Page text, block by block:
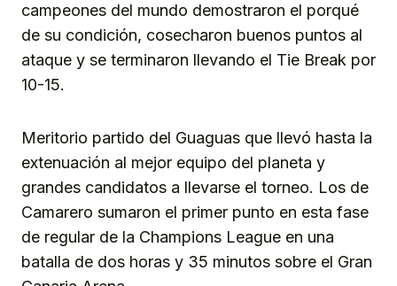
campeones del mundo demostraron el porqué
de su condición, cosecharon buenos puntos al
ataque y se terminaron llevando el Tie Break por
10-15.
Meritorio partido del Guaguas que llevó hasta la
extenuación al mejor equipo del planeta y
grandes candidatos a llevarse el torneo. Los de
Camarero sumaron el primer punto en esta fase
de regular de la Champions League en una
batalla de dos horas y 35 minutos sobre el Gran